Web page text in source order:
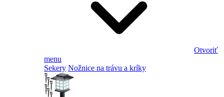
Otvoriť
menu
Sekery Nožnice na trávu a kríky